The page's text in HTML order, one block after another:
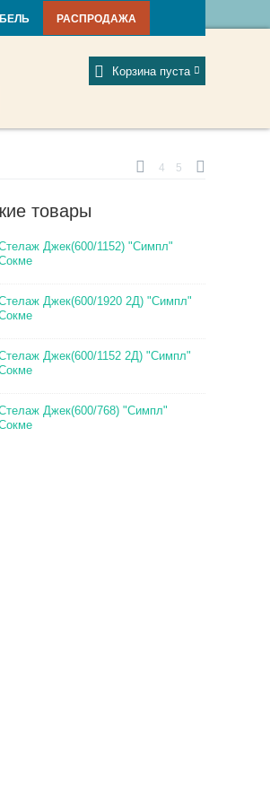
Мой профиль
Отзывы
Корзина пуста
РАСПРОДАЖА
4 5
товары
Джек(600/1152) "Симпл"
Джек(600/1920 2Д) "Симпл"
Джек(600/1152 2Д) "Симпл"
Джек(600/768) "Симпл"